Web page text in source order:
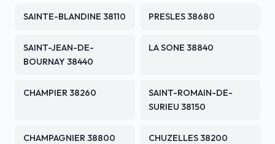
SAINTE-BLANDINE 38110 PRESLES 38680
SAINT-JEAN-DE-
BOURNAY 38440
LA SONE 38840
CHAMPIER 38260
SAINT-ROMAIN-DE-
SURIEU 38150
CHAMPAGNIER 38800 CHUZELLES 38200